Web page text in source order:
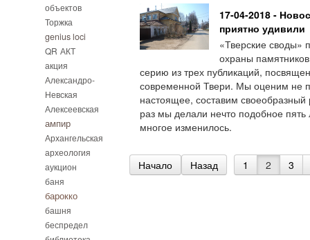
объектов
Торжка
genius loci
QR АКТ
акция
Александро-
Невская
Алексеевская
ампир
Архангельская
археология
аукцион
баня
барокко
башня
беспредел
17-04-2018 -
приятно удивили
«Тверские своды»
охраны
серию из трех публикаций,
современной Твери. Мы оценим не
настоящее, составим
раз мы делали нечто подобное пять
многое изменилось.
Начало Назад 1 2 3